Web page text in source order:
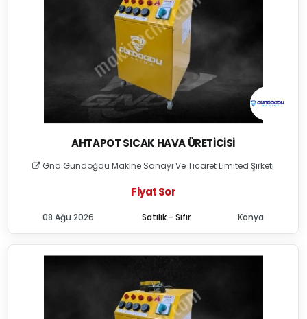
AHTAPOT SICAK HAVA ÜRETICISI
Gnd Gündoğdu Makine Sanayi Ve Ticaret Limited Şirketi
Fiyat Sor
Satılık - Sıfır
08 Ağu 2026 Konya